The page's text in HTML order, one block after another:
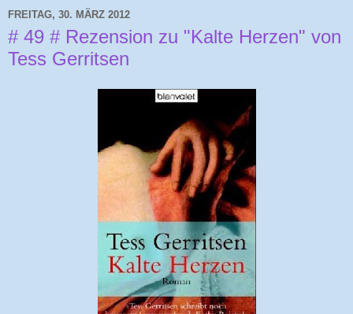
FREITAG, 30. MÄRZ 2012
# 49 # Rezension zu "Kalte Herzen" von
Tess Gerritsen